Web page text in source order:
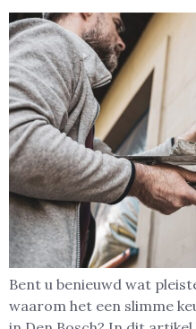
Bent u benieuwd wat
waarom het een slimme